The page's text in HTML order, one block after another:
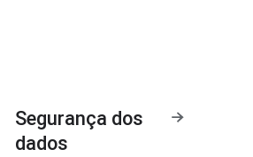
Segurança dos
dados